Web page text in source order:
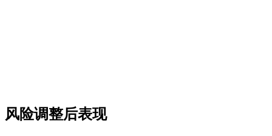
风险调整后表现